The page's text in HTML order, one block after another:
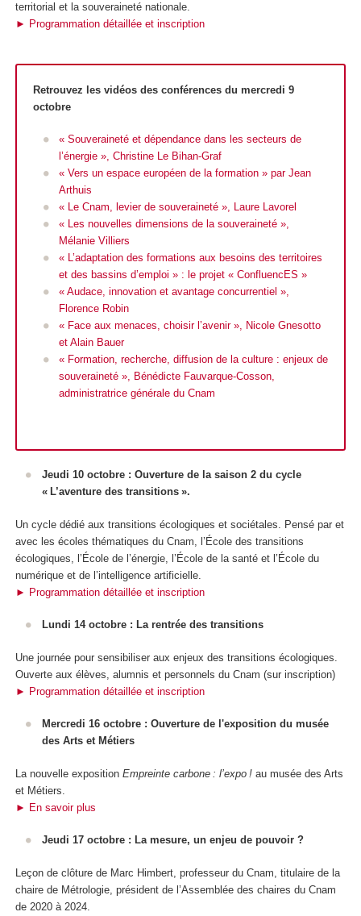
territorial et la souveraineté nationale.
► Programmation détaillée et inscription
Retrouvez les vidéos des conférences du mercredi 9
octobre
« Souveraineté et dépendance dans les secteurs de
l’énergie », Christine Le Bihan-Graf
« Vers un espace européen de la formation » par Jean
Arthuis
« Le Cnam, levier de souveraineté », Laure Lavorel
« Les nouvelles dimensions de la souveraineté »,
Mélanie Villiers
« L’adaptation des formations aux besoins des territoires
et des bassins d’emploi » : le projet « ConfluencES »
« Audace, innovation et avantage concurrentiel »,
Florence Robin
« Face aux menaces, choisir l’avenir », Nicole Gnesotto
et Alain Bauer
« Formation, recherche, diffusion de la culture : enjeux de
souveraineté », Bénédicte Fauvarque-Cosson,
administratrice générale du Cnam
Jeudi 10 octobre : Ouverture de la saison 2 du cycle
« L’aventure des transitions ».
Un cycle dédié aux transitions écologiques et sociétales. Pensé par et
avec les écoles thématiques du Cnam, l’École des transitions
écologiques, l’École de l’énergie, l’École de la santé et l’École du
numérique et de l’intelligence artificielle.
► Programmation détaillée et inscription
Lundi 14 octobre : La rentrée des transitions
Une journée pour sensibiliser aux enjeux des transitions écologiques.
Ouverte aux élèves, alumnis et personnels du Cnam (sur inscription)
► Programmation détaillée et inscription
Mercredi 16 octobre : Ouverture de l'exposition du musée
des Arts et Métiers
La nouvelle exposition Empreinte carbone : l’expo ! au musée des Arts
et Métiers.
► En savoir plus
Jeudi 17 octobre : La mesure, un enjeu de pouvoir ?
Leçon de clôture de Marc Himbert, professeur du Cnam, titulaire de la
chaire de Métrologie, président de l’Assemblée des chaires du Cnam
de 2020 à 2024.